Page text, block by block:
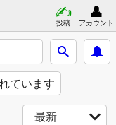
投稿 アカウント
ています
最新